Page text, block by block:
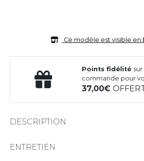
Ce modèle est visible en
Points fidélité
commande pour
37,00
DESCRIPTION
ENTRETIEN